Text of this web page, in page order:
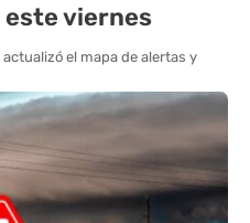
viernes
el mapa de alertas y